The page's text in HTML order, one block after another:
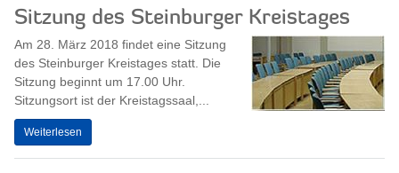
Sitzung des Steinburger Kreistages
Am 28. März 2018 findet eine Sitzung
des Steinburger Kreistages statt. Die
Sitzung beginnt um 17.00 Uhr.
Sitzungsort ist der Kreistagssaal,...
Weiterlesen